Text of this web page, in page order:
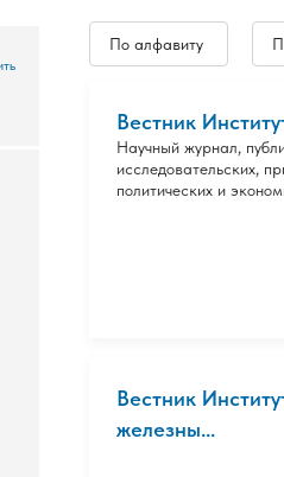
По алфавиту
Вестник
Научный журнал,
исследовательских,
политических и
Вестник
железны...